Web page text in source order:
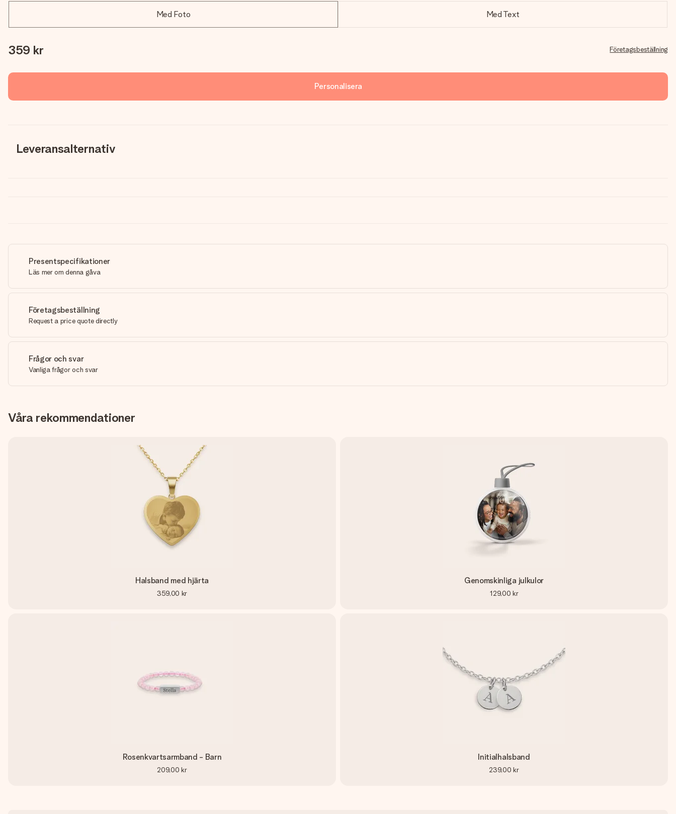
Med Foto Med Text
359 kr Företagsbeställning
Personalisera
Leveransalternativ
Presentspecifikationer
Läs mer om denna gåva
Företagsbeställning
Request a price quote directly
Frågor och svar
Vanliga frågor och svar
Våra rekommendationer
Halsband med hjärta
359,00 kr
Genomskinliga julkulor
129,00 kr
Rosenkvartsarmband - Barn
209,00 kr
Initialhalsband
239,00 kr